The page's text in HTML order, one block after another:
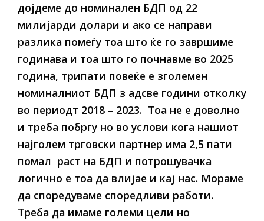
дојдеме до номинален БДП од 22
милијарди долари и ако се направи
разлика помеѓу тоа што ќе го завршиме
годинава и тоа што го почнавме во 2025
година, трипати повеќе е зголемен
номиналниот БДП з адсве години отколку
во периодт 2018 – 2023. Тоа не е доволно
и треба побргу но во услови кога нашиот
најголем трговски партнер има 2,5 пати
помал раст на БДП и потрошувачка
логично е тоа да влијае и кај нас. Мораме
да споредуваме споредливи работи.
Треба да имаме големи цели но